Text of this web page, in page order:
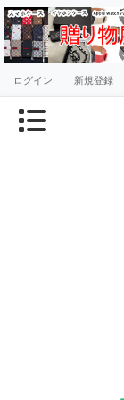
ログイン 新規登録